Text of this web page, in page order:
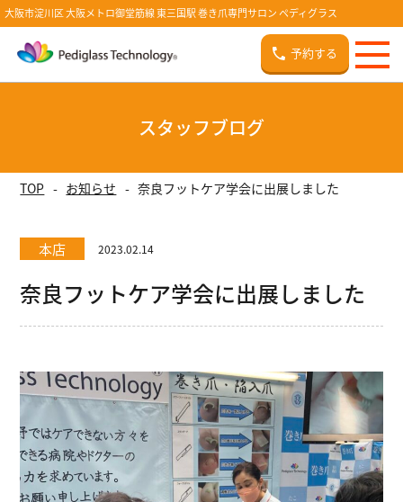
大阪市淀川区 大阪メトロ御堂筋線 東三国駅 巻き爪専門サロン ペディグラス
予約する
スタッフブログ
TOP お知らせ 奈良フットケア学会に出展しました
本店 2023.02.14
奈良フットケア学会に出展しました